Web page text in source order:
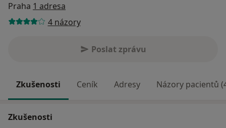
Praha 1 adresa
4 názory
Poslat zprávu
Zkušenosti Ceník Adresy Názory pacientů
Zkušenosti